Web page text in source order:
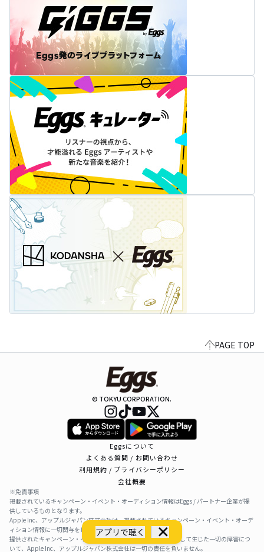
アプリで聴く
PAGE TOP
© TOKYU CORPORATION.
Eggsについて
よくある質問 / お問い合わせ
利用規約 / プライバシーポリシー
会社概要
※免責事項
掲載されているキャンペーン・イベント・オーディション情報はEggs / パートナー企業が提
供しているものとなります。
Apple Inc、アップルジャパン株式会社は、掲載されているキャンペーン・イベント・オーデ
ィション情報に一切関与をしておりません。
提供されたキャンペーン・イベント・オーディション情報を利用して生じた一切の障害につ
いて、Apple Inc、アップルジャパン株式会社は一切の責任を負いません。